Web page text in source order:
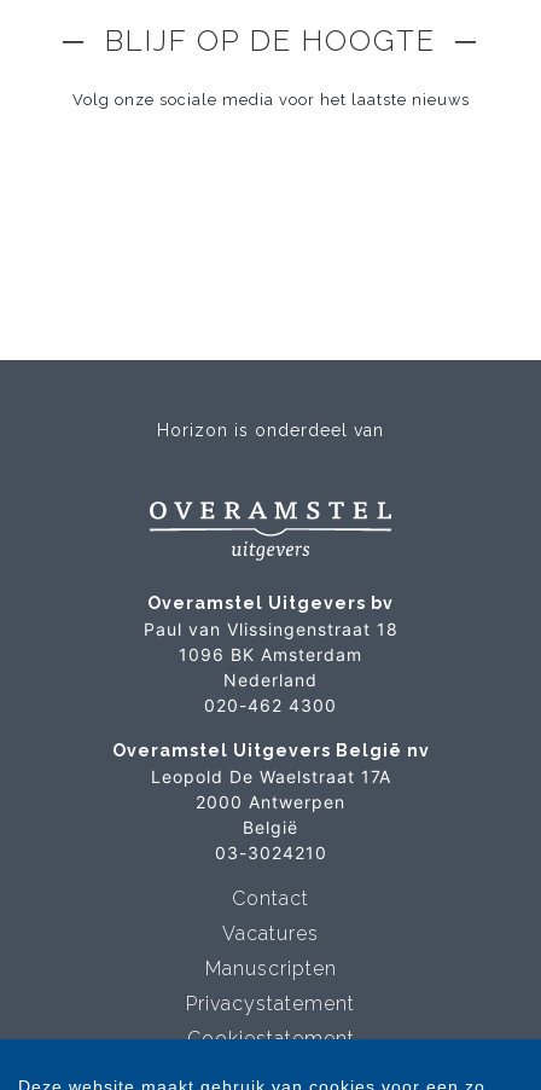
─ BLIJF OP DE HOOGTE ─
Volg onze sociale media voor het laatste nieuws
Horizon is onderdeel van
Overamstel Uitgevers bv
Paul van Vlissingenstraat 18
1096 BK Amsterdam
Nederland
020-462 4300
Overamstel Uitgevers België nv
Leopold De Waelstraat 17A
2000 Antwerpen
België
03-3024210
Contact
Vacatures
Manuscripten
Privacystatement
Cookiestatement